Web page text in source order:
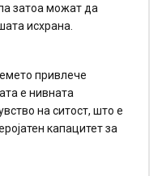
затоа можат да
исхрана.
привлече
е нивната
на ситост, што е
капацитет за